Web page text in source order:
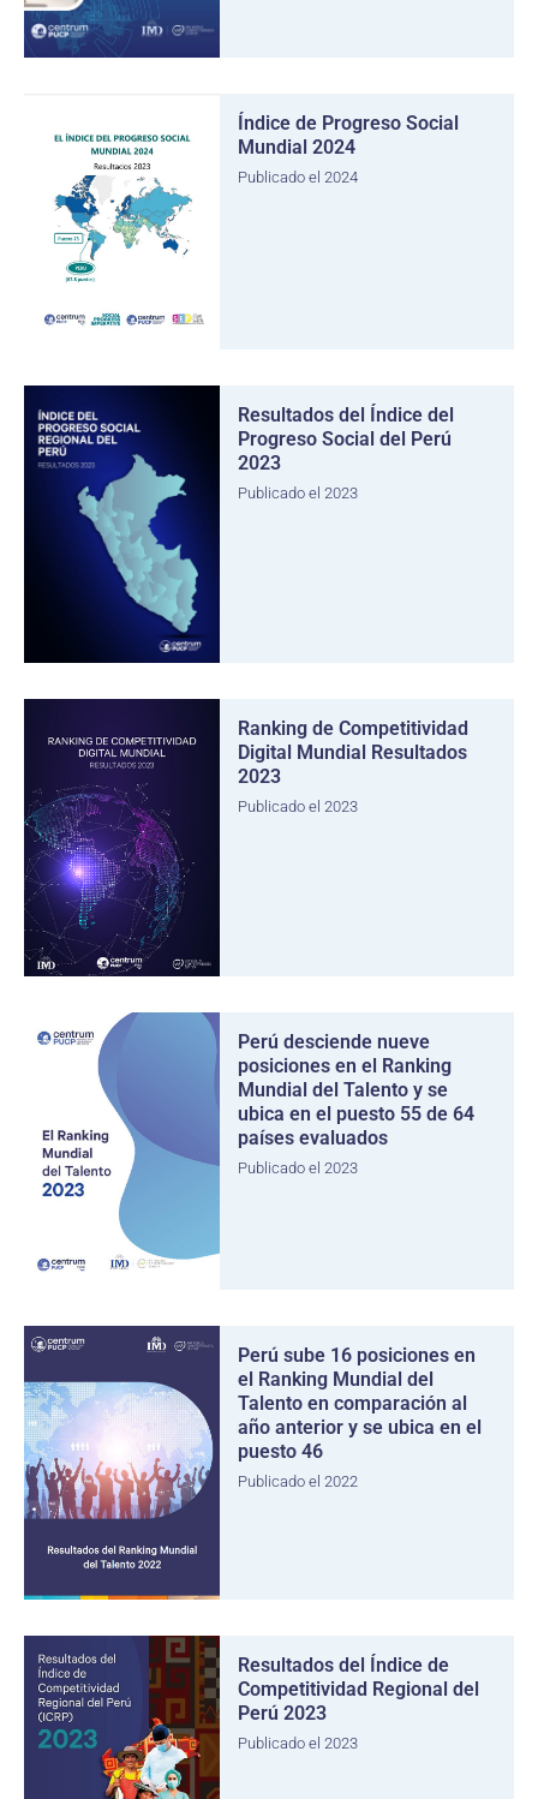
Índice de Progreso Social
Mundial 2024
Publicado el 2024
Resultados del Índice del
Progreso Social del Perú
2023
Publicado el 2023
Ranking de Competitividad
Digital Mundial Resultados
2023
Publicado el 2023
Perú desciende nueve
posiciones en el Ranking
Mundial del Talento y se
ubica en el puesto 55 de 64
países evaluados
Publicado el 2023
Perú sube 16 posiciones en
el Ranking Mundial del
Talento en comparación al
año anterior y se ubica en el
puesto 46
Publicado el 2022
Resultados del Índice de
Competitividad Regional del
Perú 2023
Publicado el 2023